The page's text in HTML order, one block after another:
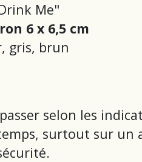
Me"
6 x 6,5 cm
gris, brun
selon les
surtout sur